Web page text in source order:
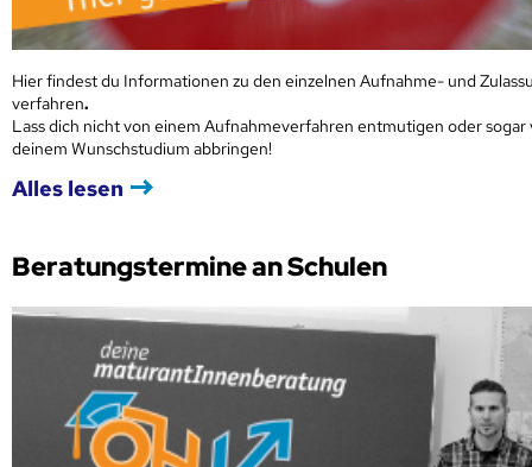
Hier findest du Informationen zu den einzelnen Aufnahme- und
verfahren.
Lass dich nicht von einem Aufnahmeverfahren entmutigen oder sogar
deinem Wunschstudium abbringen!
Alles lesen
Beratungstermine an Schulen